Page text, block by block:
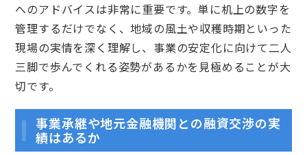
へのアドバイスは非常に重要です。単に机上の数字を
管理するだけでなく、地域の風土や収穫時期といった
現場の実情を深く理解し、事業の安定化に向けて二人
三脚で歩んでくれる姿勢があるかを見極めることが大
切です。
事業承継や地元金融機関との融資交渉の実
績はあるか